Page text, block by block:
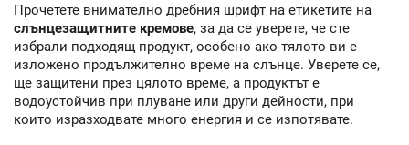
Прочетете внимателно дребния шрифт на етикетите на
слънцезащитните кремове, за да се уверете, че сте
избрали подходящ продукт, особено ако тялото ви е
изложено продължително време на слънце. Уверете се,
ще защитени през цялото време, а продуктът е
водоустойчив при плуване или други дейности, при
които изразходвате много енергия и се изпотявате.